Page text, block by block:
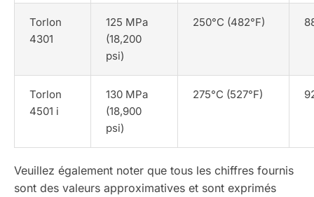
Torlon
4301
125 MPa
(18,200
psi)
250°C (482°F)
Torlon
4501 i
130 MPa
(18,900
psi)
275°C (527°F)
Veuillez également noter que tous les chiffres fournis
sont des valeurs approximatives et sont exprimés